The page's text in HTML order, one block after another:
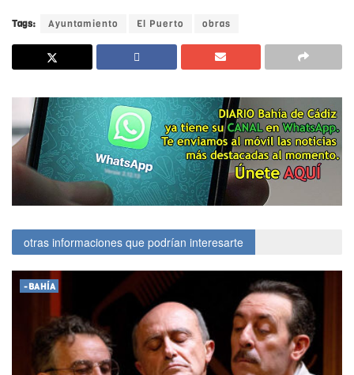
Tags: Ayuntamiento El Puerto obras
otras informaciones que podrían interesarte
-BAHÍA